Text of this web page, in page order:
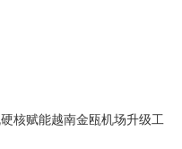
核赋能越南金瓯机场升级工